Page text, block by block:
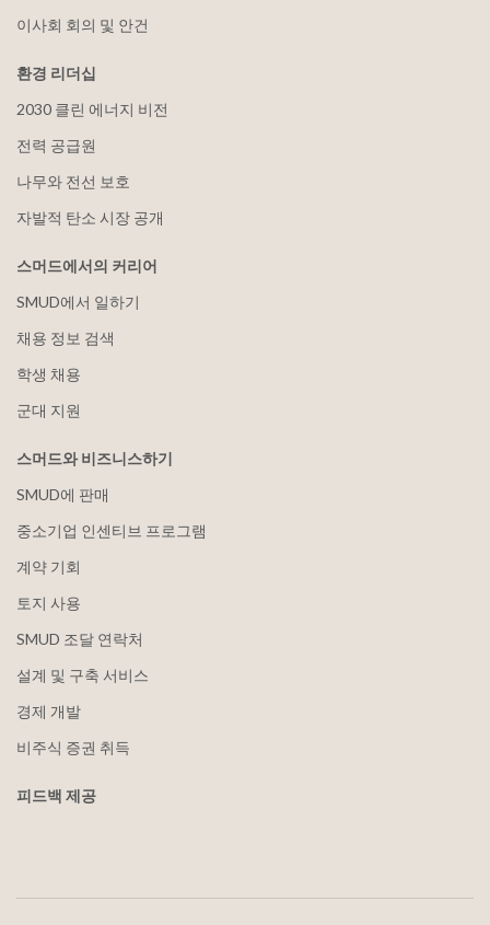
이사회 회의 및 안건
환경 리더십
2030 클린 에너지 비전
전력 공급원
나무와 전선 보호
자발적 탄소 시장 공개
스머드에서의 커리어
SMUD에서 일하기
채용 정보 검색
학생 채용
군대 지원
스머드와 비즈니스하기
SMUD에 판매
중소기업 인센티브 프로그램
계약 기회
토지 사용
SMUD 조달 연락처
설계 및 구축 서비스
경제 개발
비주식 증권 취득
피드백 제공